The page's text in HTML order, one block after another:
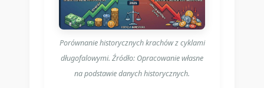
Porównanie historycznych krachów z cyklami
długofalowymi. Źródło: Opracowanie własne
na podstawie danych historycznych.